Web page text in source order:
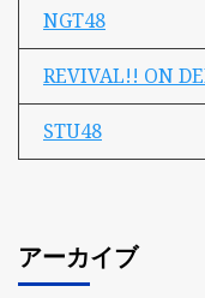
NGT48
REVIVAL!! ON
STU48
アーカイブ